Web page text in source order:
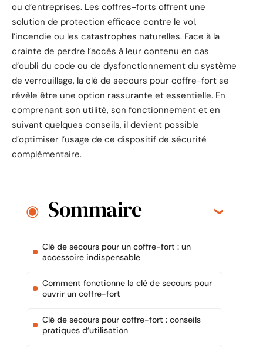
ou d’entreprises. Les coffres-forts offrent une
solution de protection efficace contre le vol,
l’incendie ou les catastrophes naturelles. Face à la
crainte de perdre l’accès à leur contenu en cas
d’oubli du code ou de dysfonctionnement du système
de verrouillage, la clé de secours pour coffre-fort se
révèle être une option rassurante et essentielle. En
comprenant son utilité, son fonctionnement et en
suivant quelques conseils, il devient possible
d’optimiser l’usage de ce dispositif de sécurité
complémentaire.
Sommaire
Clé de secours pour un coffre-fort : un
accessoire indispensable
Comment fonctionne la clé de secours pour
ouvrir un coffre-fort
Clé de secours pour coffre-fort : conseils
pratiques d’utilisation